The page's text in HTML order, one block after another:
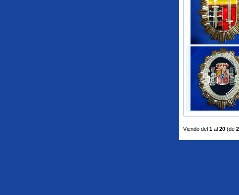
Viendo del 1 al 20 (de